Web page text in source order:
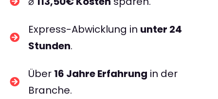
Express-Abwicklung in unter 24
Stunden.
Über 16 Jahre Erfahrung in der
Branche.